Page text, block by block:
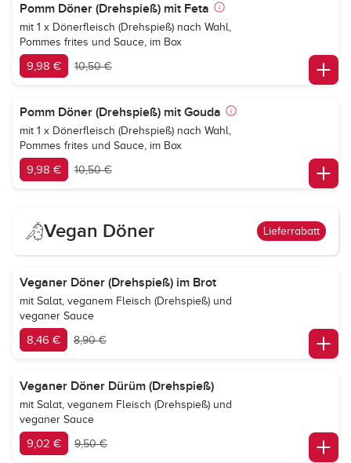
Pomm Döner (Drehspieß) mit Feta
mit 1 x Dönerfleisch (Drehspieß) nach Wahl,
Pommes frites und Sauce, im Box
9,98 € 10,50 €
Pomm Döner (Drehspieß) mit Gouda
mit 1 x Dönerfleisch (Drehspieß) nach Wahl,
Pommes frites und Sauce, im Box
9,98 € 10,50 €
Vegan Döner Lieferrabatt
Veganer Döner (Drehspieß) im Brot
mit Salat, veganem Fleisch (Drehspieß) und
veganer Sauce
8,46 € 8,90 €
Veganer Döner Dürüm (Drehspieß)
mit Salat, veganem Fleisch (Drehspieß) und
veganer Sauce
9,02 € 9,50 €